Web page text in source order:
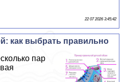
22 07 2026 3:45:42
как выбрать правильно
пар